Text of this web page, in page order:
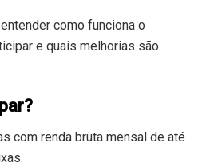
como funciona o
e quais melhorias são
com renda bruta mensal de até